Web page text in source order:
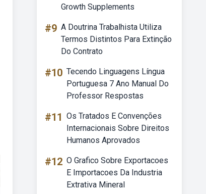
Growth Supplements
#9 A Doutrina Trabalhista Utiliza
Termos Distintos Para Extinção
Do Contrato
#10 Tecendo Linguagens Língua
Portuguesa 7 Ano Manual Do
Professor Respostas
#11 Os Tratados E Convenções
Internacionais Sobre Direitos
Humanos Aprovados
#12 O Grafico Sobre Exportacoes
E Importacoes Da Industria
Extrativa Mineral